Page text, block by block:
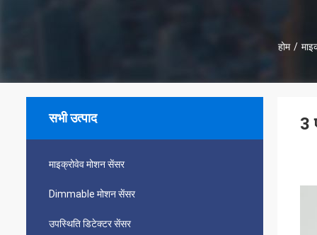
होम /
सभी उत्पाद
माइक्रोवेव मोशन सेंसर
Dimmable मोशन सेंसर
उपस्थिति डिटेक्टर सेंसर
3